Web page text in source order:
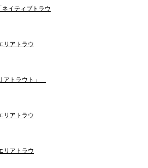
イティブトラウ
リアトラウ
アトラウト」
リアトラウ
リアトラウ